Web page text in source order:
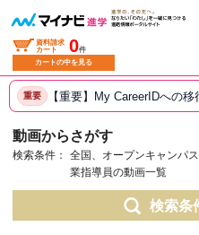
資料請求
カート
0件
カートの中を見る
重要 【重要】My CareerIDへの
動画からさがす
検索条件：
全国、オープンキャンパ
業指導員の動画一覧
検索条